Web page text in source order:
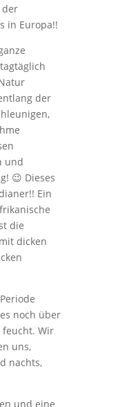
der
in Europa!!
der
und
😉 Dieses
Ein
die
dicken
noch über
Wir
uns,
nachts,
und eine